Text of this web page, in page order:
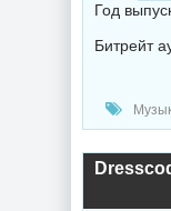
Год
Битрейт
Музыка 2024